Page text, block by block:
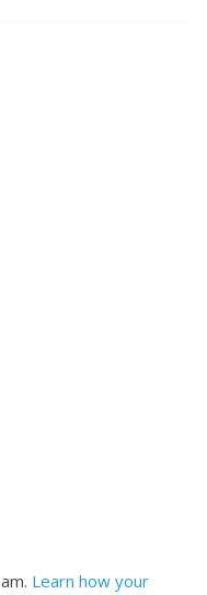
Learn how your